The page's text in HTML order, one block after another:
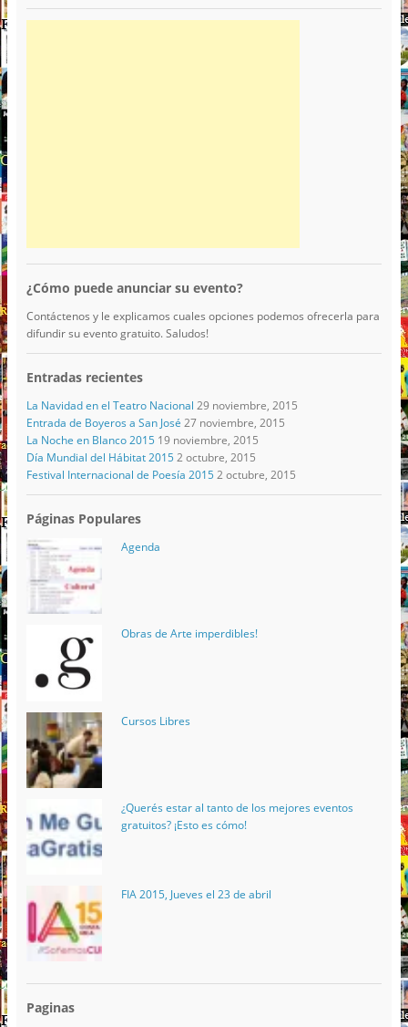
¿Cómo puede anunciar su evento?
Contáctenos y le explicamos cuales opciones podemos ofrecerla para
difundir su evento gratuito. Saludos!
Entradas recientes
La Navidad en el Teatro Nacional 29 noviembre, 2015
Entrada de Boyeros a San José 27 noviembre, 2015
La Noche en Blanco 2015 19 noviembre, 2015
Día Mundial del Hábitat 2015 2 octubre, 2015
Festival Internacional de Poesía 2015 2 octubre, 2015
Páginas Populares
Agenda
Obras de Arte imperdibles!
Cursos Libres
¿Querés estar al tanto de los mejores eventos
gratuitos? ¡Esto es cómo!
FIA 2015, Jueves el 23 de abril
Paginas